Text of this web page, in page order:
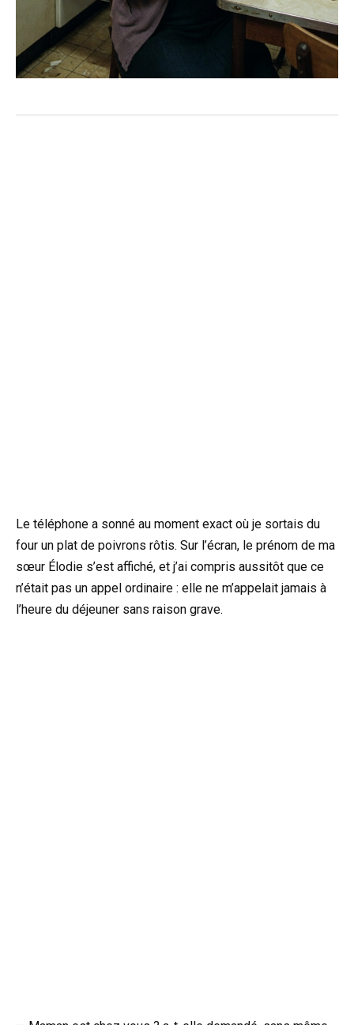
Le téléphone a sonné au moment exact où je sortais du
four un plat de poivrons rôtis. Sur l’écran, le prénom de ma
sœur Élodie s’est affiché, et j’ai compris aussitôt que ce
n’était pas un appel ordinaire : elle ne m’appelait jamais à
l’heure du déjeuner sans raison grave.